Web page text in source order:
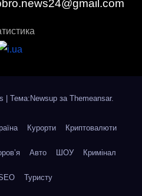
Тема:Newsup за Themeansar.
Курорти Криптовалюти
Авто ШОУ Кримінал
Туристу